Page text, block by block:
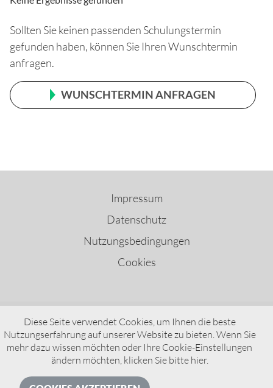
Diese Seite verwendet Cookies, um Ihnen die beste
Nutzungserfahrung auf unserer Website zu bieten. Wenn Sie
mehr dazu wissen möchten oder Ihre Cookie-Einstellungen
ändern möchten, klicken Sie bitte hier.
Sollten Sie keinen passenden Schulungstermin
gefunden haben, können Sie Ihren Wunschtermin
anfragen.
WUNSCHTERMIN ANFRAGEN
Impressum
Datenschutz
Nutzungsbedingungen
Cookies
VDO – A Brand of AUMOVIO
© AUMOVIO Germany GmbH 2026